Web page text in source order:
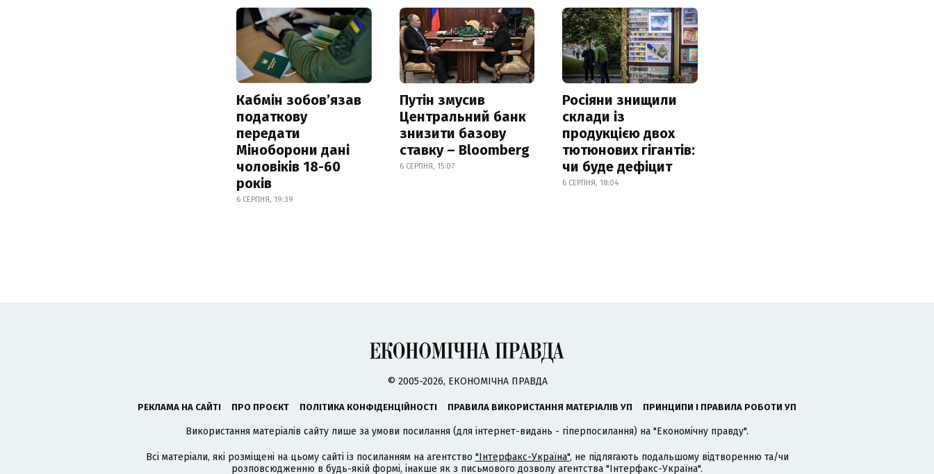
Кабмін зобовʼязав
податкову
передати
Міноборони дані
чоловіків 18-60
років
6 СЕРПНЯ, 19:39
Путін змусив
Центральний банк
знизити базову
ставку – Bloomberg
6 СЕРПНЯ, 15:07
Росіяни знищили
склади із
продукцією двох
тютюнових гігантів:
чи буде дефіцит
6 СЕРПНЯ, 18:04
© 2005-2026, ЕКОНОМІЧНА ПРАВДА
РЕКЛАМА НА САЙТІ ПРО ПРОЄКТ ПОЛІТИКА КОНФІДЕНЦІЙНОСТІ ПРАВИЛА ВИКОРИСТАННЯ МАТЕРІАЛІВ УП ПРИНЦИПИ І ПРАВИЛА РОБОТИ УП
Використання матеріалів сайту лише за умови посилання (для інтернет-видань - гіперпосилання) на "Економічну правду".
Всі матеріали, які розміщені на цьому сайті із посиланням на агентство "Інтерфакс-Україна", не підлягають подальшому відтворенню та/чи
розповсюдженню в будь-якій формі, інакше як з письмового дозволу агентства "Інтерфакс-Україна".